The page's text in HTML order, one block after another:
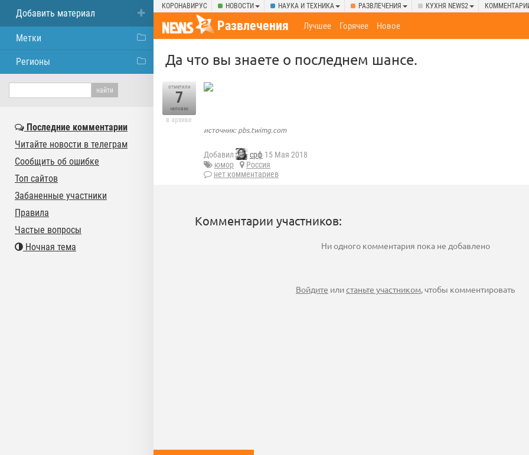
КОРОНАВИРУС НОВОСТИ НАУКА И ТЕХНИКА РАЗВЛЕЧЕНИЯ КУХНЯ NEWS2
Развлечения Лучшее Горячее Новое
Да что вы знаете о последнем шансе.
отметили
7
человек
в архиве
источник: pbs.twimg.com
Добавил срф 15 Мая 2018
юмор
Россия
нет комментариев
Комментарии участников:
Ни одного комментария пока не добавлено
Войдите илистаньте участником, чтобы комментировать
Добавить материал
Метки
Регионы
Последние комментарии
Читайте новости в телеграм
Сообщить об ошибке
Топ сайтов
Забаненные участники
Правила
Частые вопросы
Ночная тема